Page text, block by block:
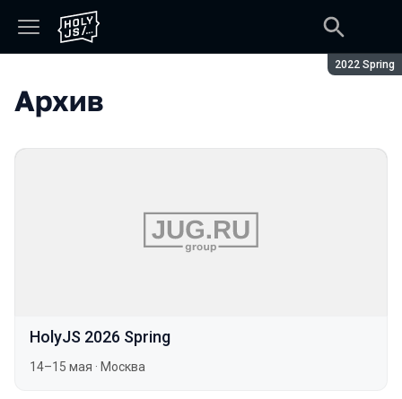
Сезон:
2022 Spring
Архив
HolyJS 2026 Spring
14–15 мая · Москва